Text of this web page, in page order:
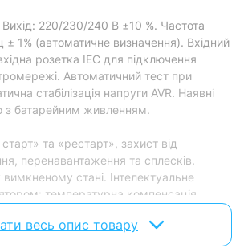
Вихід: 220/230/240 В ±10 %. Частота
± 1% (автоматичне визначення). Вхідний
розетка IEC для підключення
Автоматичний тест при
стабілізація напруги AVR. Наявні
з батарейним живленням.
та «рестарт», захист від
перенавантаження та сплесків.
стані. Інтелектуальне
температурна компенсація
терміну служби
зарядка для скорочення часу
весь опис товару